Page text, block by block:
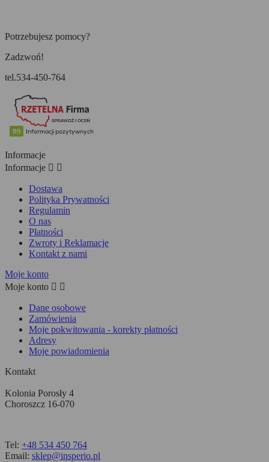
Potrzebujesz pomocy?
Zadzwoń!
tel.534-450-764
Informacje
Informacje  
Dostawa
Polityka Prywatności
Regulamin
O nas
Płatności
Zwroty i Reklamacje
Kontakt z nami
Moje konto
Moje konto  
Dane osobowe
Zamówienia
Moje pokwitowania - korekty płatności
Adresy
Moje powiadomienia
Kontakt
Kolonia Porosły 4
Choroszcz 16-070
Tel: +48 534 450 764
Email: sklep@insperio.pl